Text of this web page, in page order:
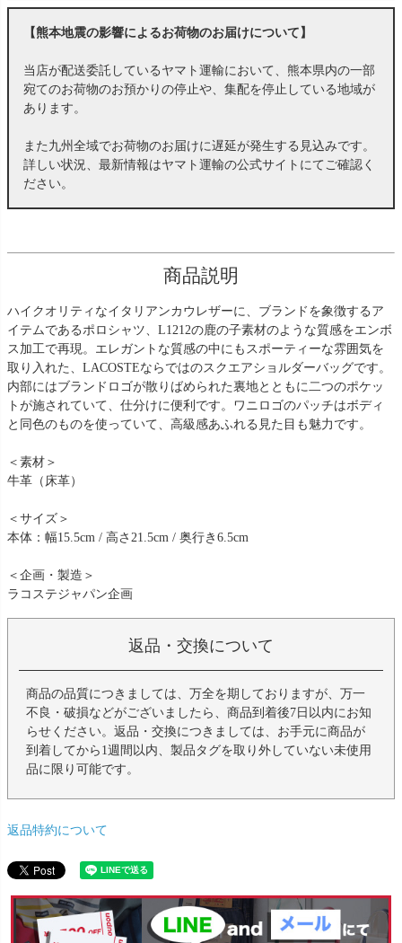
【熊本地震の影響によるお荷物のお届けについて】
当店が配送委託しているヤマト運輸において、熊本県内の一部
宛てのお荷物のお預かりの停止や、集配を停止している地域が
あります。
また九州全域でお荷物のお届けに遅延が発生する見込みです。
詳しい状況、最新情報はヤマト運輸の公式サイトにてご確認く
ださい。
商品説明
ハイクオリティなイタリアンカウレザーに、ブランドを象徴するア
イテムであるポロシャツ、L1212の鹿の子素材のような質感をエンボ
ス加工で再現。エレガントな質感の中にもスポーティーな雰囲気を
取り入れた、LACOSTEならではのスクエアショルダーバッグです。
内部にはブランドロゴが散りばめられた裏地とともに二つのポケッ
トが施されていて、仕分けに便利です。ワニロゴのパッチはボディ
と同色のものを使っていて、高級感あふれる見た目も魅力です。
＜素材＞
牛革（床革）
＜サイズ＞
本体：幅15.5cm / 高さ21.5cm / 奥行き6.5cm
＜企画・製造＞
ラコステジャパン企画
返品・交換について
商品の品質につきましては、万全を期しておりますが、万一
不良・破損などがございましたら、商品到着後7日以内にお知
らせください。返品・交換につきましては、お手元に商品が
到着してから1週間以内、製品タグを取り外していない未使用
品に限り可能です。
返品特約について